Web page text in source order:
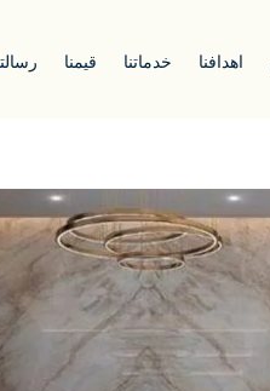
اهدافنا خدماتنا قيمنا